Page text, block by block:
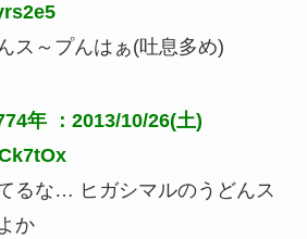
ス～プんはぁ(吐息多め)
年
：2013/10/26(土)
るな… ヒガシマルのうどんス
か